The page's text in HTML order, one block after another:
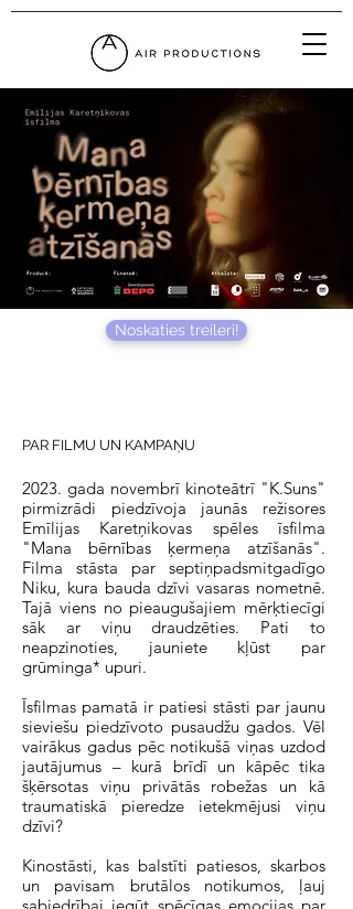
Noskaties treileri!
PAR FILMU UN KAMPAŅU
2023. gada novembrī kinoteātrī "K.Suns"
pirmizrādi piedzīvoja jaunās režisores
Emīlijas Karetņikovas spēles īsfilma
"Mana bērnības ķermeņa atzīšanās".
Filma stāsta par septiņpadsmitgadīgo
Niku, kura bauda dzīvi vasaras nometnē.
Tajā viens no pieaugušajiem mērķtiecīgi
sāk ar viņu draudzēties. Pati to
neapzinoties, jauniete kļūst par
grūminga* upuri.
Īsfilmas pamatā ir patiesi stāsti par jaunu
sieviešu piedzīvoto pusaudžu gados. Vēl
vairākus gadus pēc notikušā viņas uzdod
jautājumus – kurā brīdī un kāpēc tika
šķērsotas viņu privātās robežas un kā
traumatiskā pieredze ietekmējusi viņu
dzīvi?
Kinostāsti, kas balstīti patiesos, skarbos
un pavisam brutālos notikumos, ļauj